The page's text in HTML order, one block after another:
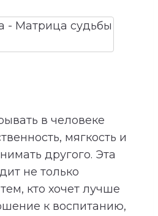
в человеке
мягкость и
другого. Эта
не только
кто хочет лучше
к воспитанию,